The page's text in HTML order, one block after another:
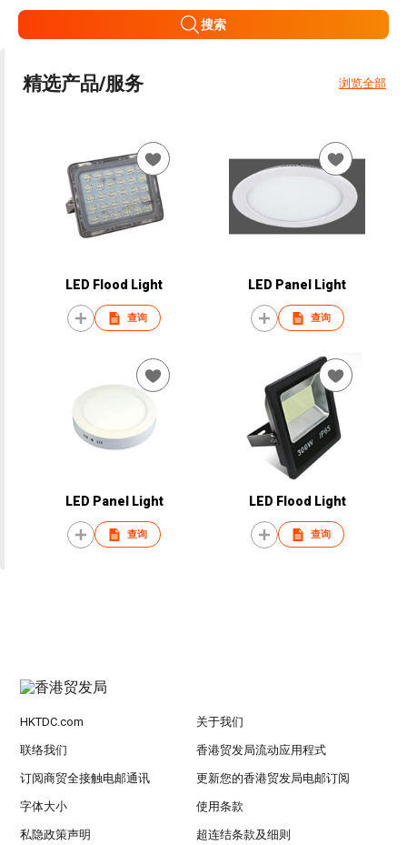
搜索
精选产品/服务 浏览全部
LED Flood Light
查询
LED Panel Light
查询
LED Panel Light
查询
LED Flood Light
查询
HKTDC.com 关于我们
联络我们 香港贸发局流动应用程式
订阅商贸全接触电邮通讯 更新您的香港贸发局电邮订阅
字体大小 使用条款
私隐政策声明 超连结条款及细则